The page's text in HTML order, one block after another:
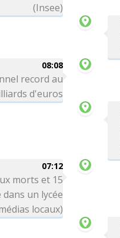
(Insee)
08:08
record au
d'euros
07:12
morts et 15
un lycée
locaux)